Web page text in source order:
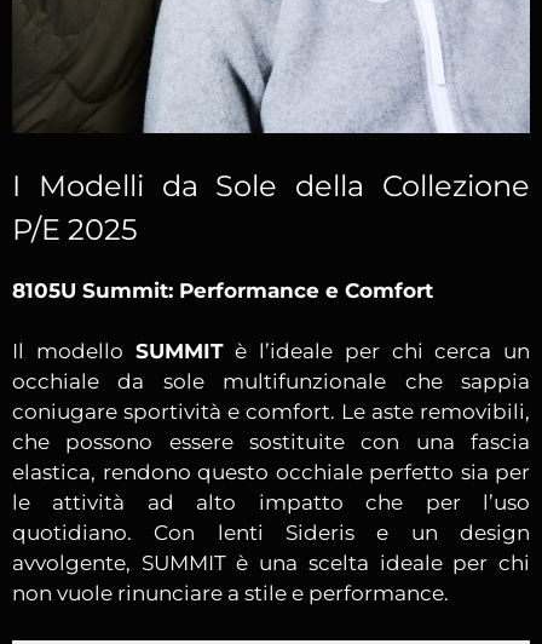
I Modelli da Sole della Collezione
P/E 2025
8105U Summit: Performance e Comfort
Il modello SUMMITè l’ideale per chi cerca un
occhiale da sole multifunzionale che sappia
coniugare sportività e comfort. Le aste removibili,
che possono essere sostituite con una fascia
elastica, rendono questo occhiale perfetto sia per
le attività ad alto impatto che per l’uso
quotidiano. Con lenti Sideris e un design
avvolgente, SUMMIT è una scelta ideale per chi
non vuole rinunciare a stile e performance.